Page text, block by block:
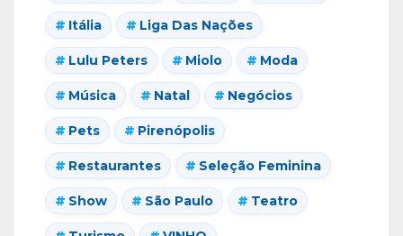
Itália Liga Das Nações
Lulu Peters Miolo Moda
Música Natal Negócios
Pets Pirenópolis
Restaurantes Seleção Feminina
Show São Paulo Teatro